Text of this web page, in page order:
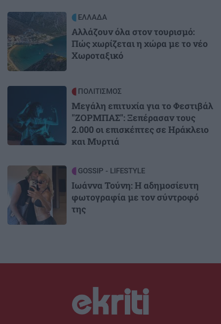
ΕΛΛΑΔΑ
Αλλάζουν όλα στον τουρισμό:
Πώς χωρίζεται η χώρα με το νέο
Χωροταξικό
ΠΟΛΙΤΙΣΜΟΣ
Μεγάλη επιτυχία για το Φεστιβάλ
"ΖΟΡΜΠΑΣ": Ξεπέρασαν τους
2.000 οι επισκέπτες σε Ηράκλειο
και Μυρτιά
GOSSIP - LIFESTYLE
Ιωάννα Τούνη: Η αδημοσίευτη
φωτογραφία με τον σύντροφό
της